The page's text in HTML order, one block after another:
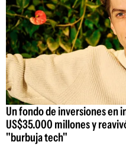
Un fondo de inversiones en
US$35.000 millones y
"burbuja tech"